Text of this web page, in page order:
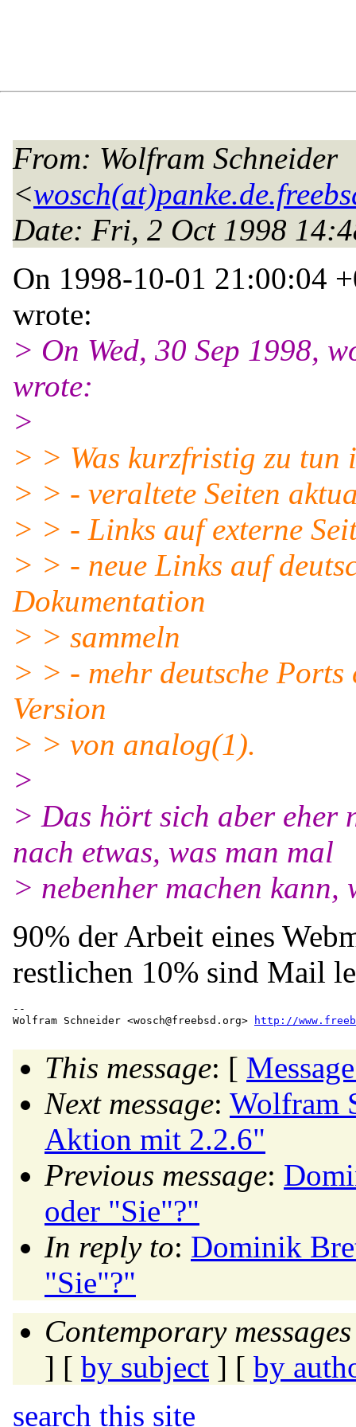
From: Wolfram Schneider
<
Date: Fri, 2 Oct 1998
On 1998-10-01 21:00:04
wrote:
> On Wed, 30 Sep 1998,
wrote:
>
> > Was kurzfristig zu tun
> > - veraltete Seiten
> > - Links auf externe
> > - neue Links auf
Dokumentation
> > sammeln
> > - mehr deutsche Ports
Version
> > von analog(1).
>
> Das hört sich aber eher
nach etwas, was man mal
> nebenher machen kann,
90% der Arbeit eines
restlichen 10% sind Mail
--
Wolfram Schneider <wosch@freebsd.org>
http://
This message: [
Next message: Wolfram
Aktion mit 2.2.6"
Previous message:
oder "Sie"?"
In reply to: Dominik
"Sie"?"
Contemporary
] [ by subject ] [ by
search this site